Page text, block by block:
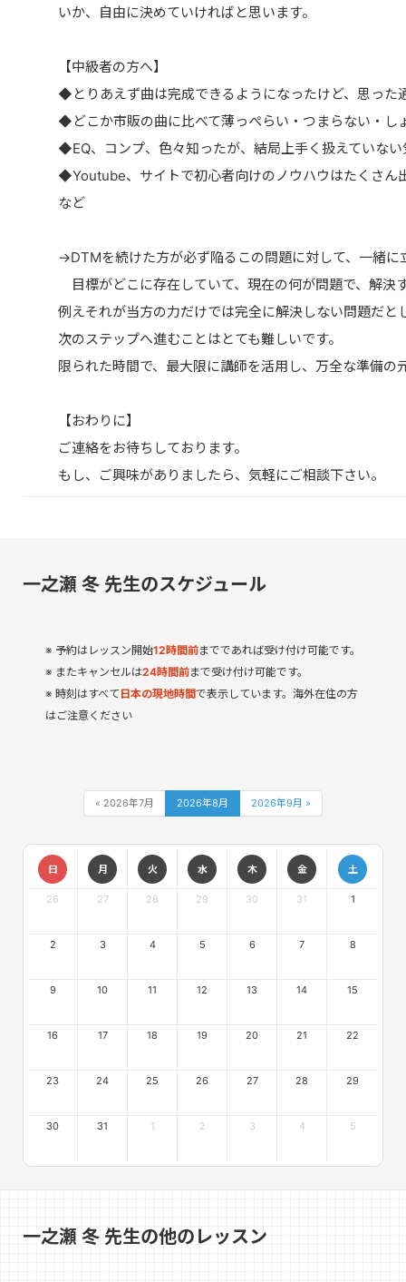
いか、自由に決めていければと思います。
【中級者の方へ】
◆とりあえず曲は完成できるようになったけど、思った
◆どこか市販の曲に比べて薄っぺらい・つまらない・し
◆EQ、コンプ、色々知ったが、結局上手く扱えていな
◆Youtube、サイトで初心者向けのノウハウはたくさん
など
→DTMを続けた方が必ず陥るこの問題に対して、一緒に
目標がどこに存在していて、現在の何が問題で、解決
例えそれが当方の力だけでは完全に解決しない問題だ
次のステップへ進むことはとても難しいです。
限られた時間で、最大限に講師を活用し、万全な準備の
【おわりに】
ご連絡をお待ちしております。
もし、ご興味がありましたら、気軽にご相談下さい。
一之瀬 冬 先生のスケジュール
予約はレッスン開始12時間前までであれば受け付け可能です。
またキャンセルは24時間前まで受け付け可能です。
時刻はすべて 日本の現地時間で表示しています。海外在住の方
はご注意ください
« 2026年7月 2026年8月 2026年9月 »
日 月 火 水 木 金 土
26 27 28 29 30 31 1
2 3 4 5 6 7 8
9 10 11 12 13 14 15
16 17 18 19 20 21 22
23 24 25 26 27 28 29
30 31 1 2 3 4 5
一之瀬 冬 先生の他のレッスン